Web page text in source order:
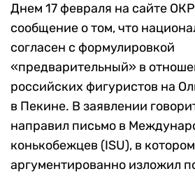
Днем 17 февраля на сайте ОКР
сообщение о том, что
согласен с формулировкой
«предварительный» в
российских фигуристов на
в Пекине. В заявлении
направил письмо в
конькобежцев (ISU), в
аргументированно изложил